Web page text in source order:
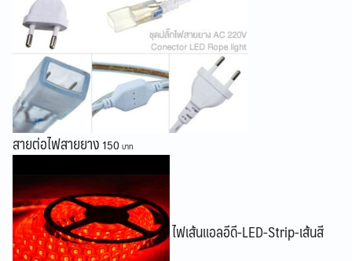
สายต่อไฟสายยาง 150
ไฟเส้นแอลอีดี-LED-Strip-เส้นสี